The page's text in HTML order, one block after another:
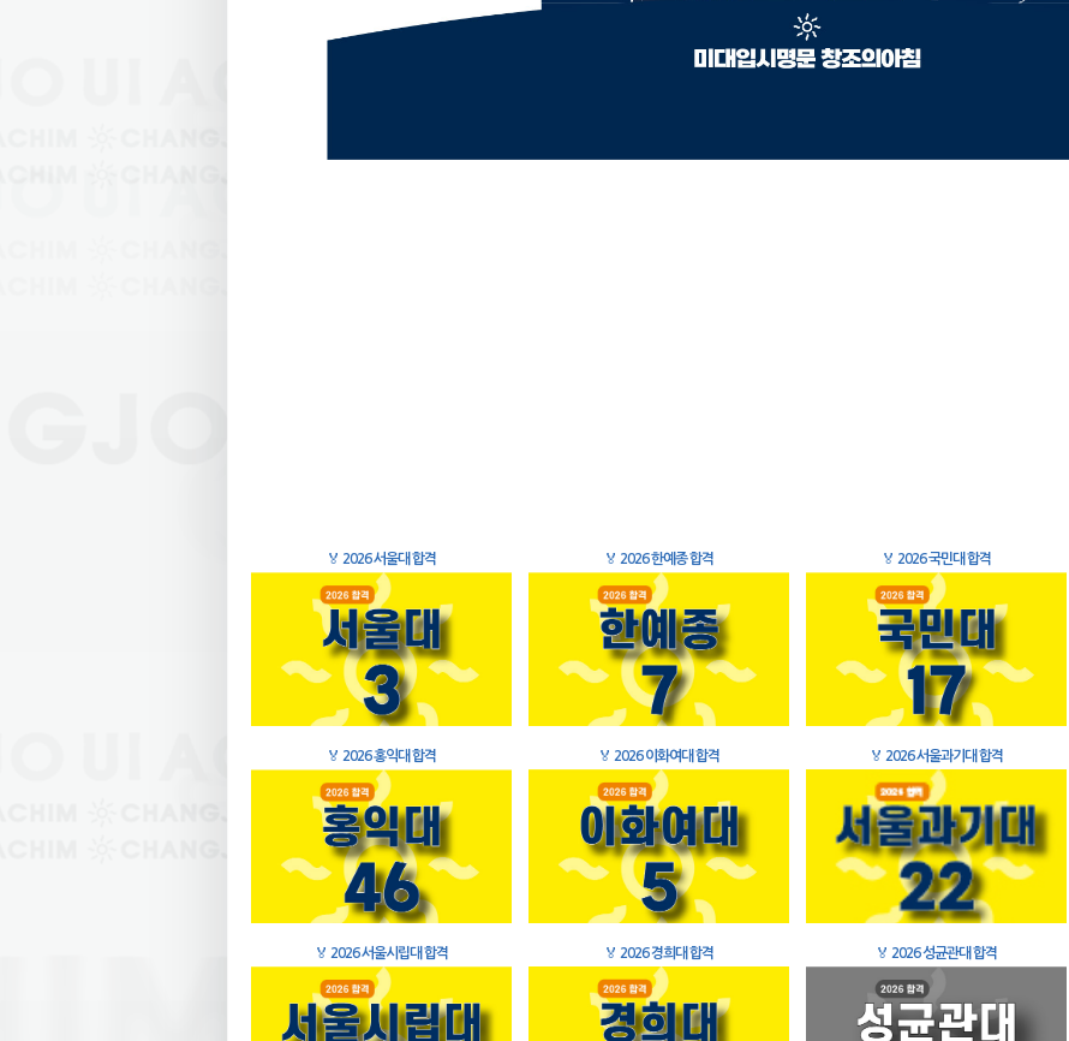
🏅 2026 서울대 합격 🏅 2026 한예종 합격 🏅 2026 국민대 합격
🏅 2026 홍익대 합격 🏅 2026 이화여대 합격 🏅 2026 서울과기대 합격
🏅 2026 서울시립대 합격 🏅 2026 경희대 합격 🏅 2026 성균관대 합격